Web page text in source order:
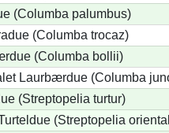
(Columba palumbus)
(Columba trocaz)
(Columba bollii)
Laurbærdue (Columba
(Streptopelia turtur)
(Streptopelia